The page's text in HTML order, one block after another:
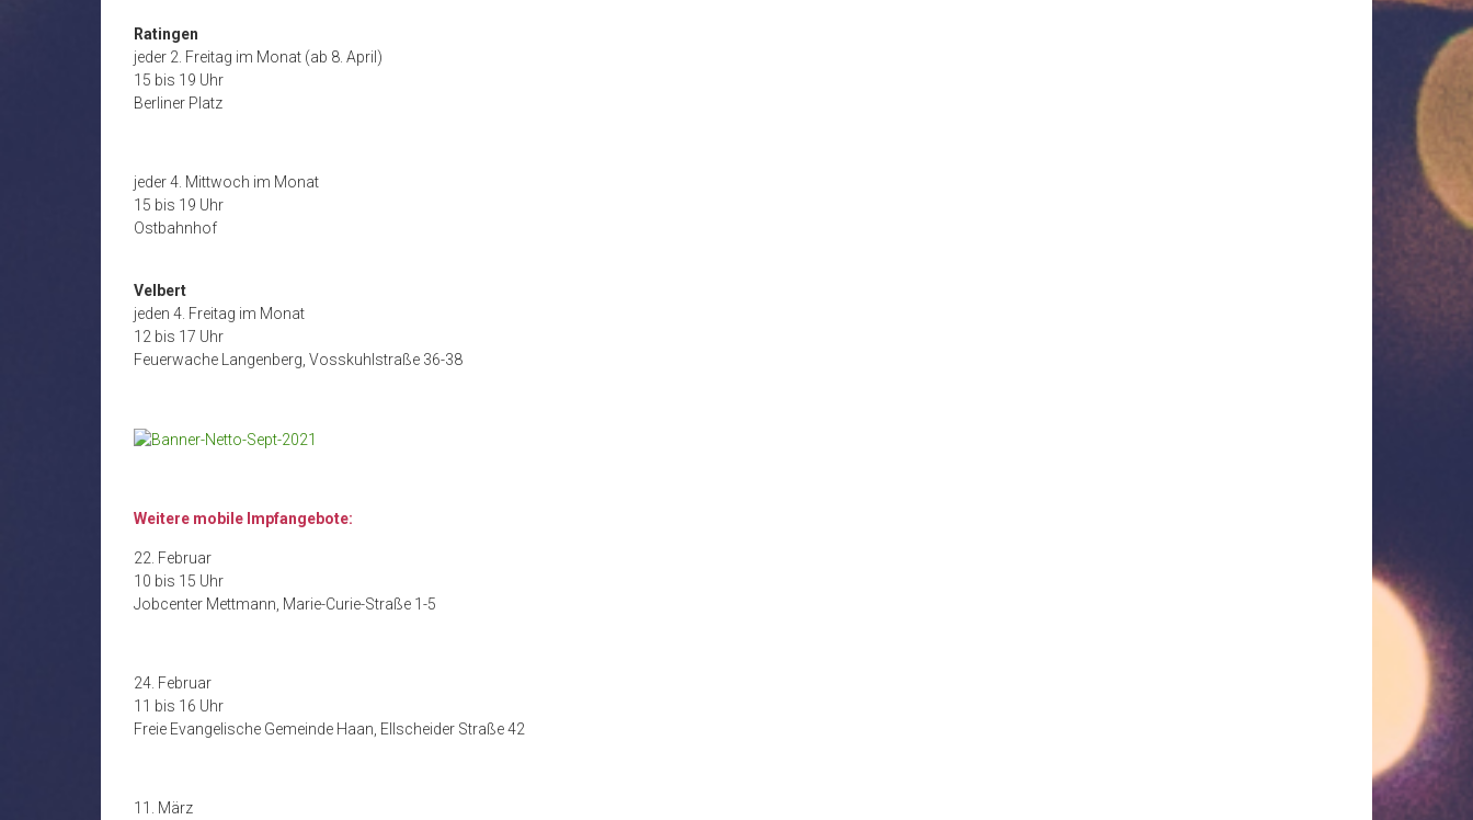
Ratingen
jeder 2. Freitag im Monat (ab 8. April)
15 bis 19 Uhr
Berliner Platz
jeder 4. Mittwoch im Monat
15 bis 19 Uhr
Ostbahnhof
Velbert
jeden 4. Freitag im Monat
12 bis 17 Uhr
Feuerwache Langenberg, Vosskuhlstraße 36-38
Weitere mobile Impfangebote:
22. Februar
10 bis 15 Uhr
Jobcenter Mettmann, Marie-Curie-Straße 1-5
24. Februar
11 bis 16 Uhr
Freie Evangelische Gemeinde Haan, Ellscheider Straße 42
11. März